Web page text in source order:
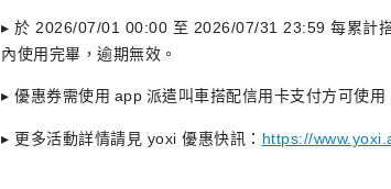
▸ 於 2026/07/01 00:00 至 2026/07/31 23:59 每累計
內使用完畢，逾期無效。
▸ 優惠券需使用 app 派遣叫車搭配信用卡支付方可使
▸ 更多活動詳情請見 yoxi 優惠快訊： https://